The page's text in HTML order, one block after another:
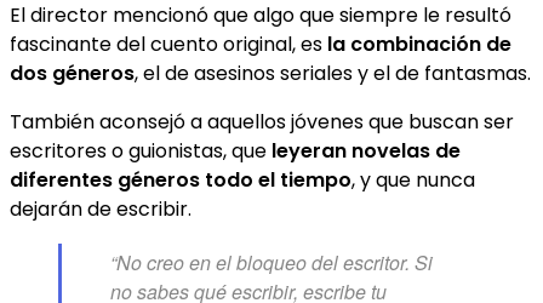
El director mencionó que algo que siempre le resultó
fascinante del cuento original, es la combinación de
dos géneros, el de asesinos seriales y el de fantasmas.
También aconsejó a aquellos jóvenes que buscan ser
escritores o guionistas, que leyeran novelas de
diferentes géneros todo el tiempo, y que nunca
dejarán de escribir.
“No creo en el bloqueo del escritor. Si
no sabes qué escribir, escribe tu